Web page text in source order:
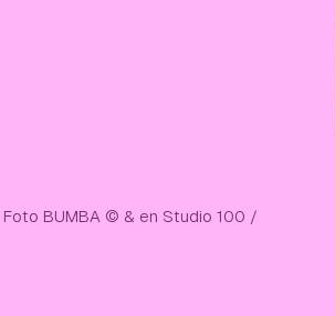
BUMBA © & en Studio 100 /